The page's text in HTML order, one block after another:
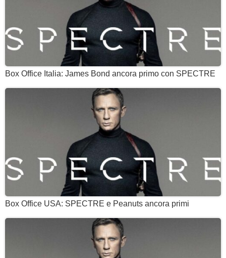
Box Office Italia: James Bond ancora primo con SPECTRE
Box Office USA: SPECTRE e Peanuts ancora primi